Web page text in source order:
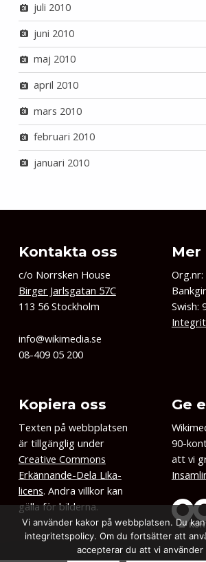
juli 2010
juni 2010
maj 2010
april 2010
mars 2010
februari 2010
januari 2010
Kontakta oss
c/o Norrsken House
Birger Jarlsgatan 57C
113 56 Stockholm
info@wikimedia.se
08-409 05 200
Mer
Org.nr:
Swish:
Kopiera oss
Texten på webbplatsen
är tillgänglig under
Creative Commons
Erkännande-Dela Lika-
licens. Andra villkor kan
gälla för bilderna.
Ge
90-
att vi
Vi använder kakor på webbplatsen. Du
integritetspolicy. Om du fortsätter att
accepterar du att vi använder